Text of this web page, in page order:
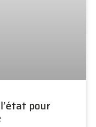
pour